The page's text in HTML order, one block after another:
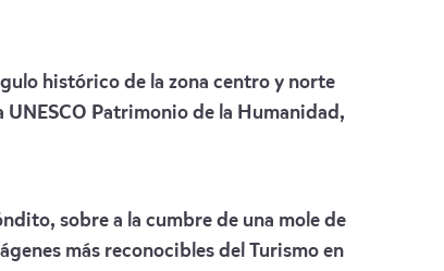
histórico de la zona centro y norte
Patrimonio de la Humanidad,
sobre a la cumbre de una mole de
más reconocibles del Turismo en